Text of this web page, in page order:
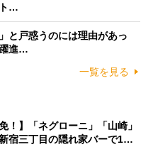
…
と戸惑うのには理由があっ
進…
一覧を見る
！】「ネグローニ」「山崎」
新宿三丁目の隠れ家バーで1…